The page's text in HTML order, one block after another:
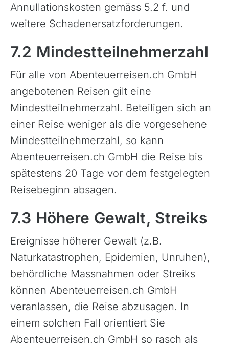
Annullationskosten gemäss 5.2 f. und
weitere Schadenersatzforderungen.
7.2 Mindestteilnehmerzahl
Für alle von Abenteuerreisen.ch GmbH
angebotenen Reisen gilt eine
Mindestteilnehmerzahl. Beteiligen sich an
einer Reise weniger als die vorgesehene
Mindestteilnehmerzahl, so kann
Abenteuerreisen.ch GmbH die Reise bis
spätestens 20 Tage vor dem festgelegten
Reisebeginn absagen.
7.3 Höhere Gewalt, Streiks
Ereignisse höherer Gewalt (z.B.
Naturkatastrophen, Epidemien, Unruhen),
behördliche Massnahmen oder Streiks
können Abenteuerreisen.ch GmbH
veranlassen, die Reise abzusagen. In
einem solchen Fall orientiert Sie
Abenteuerreisen.ch GmbH so rasch als